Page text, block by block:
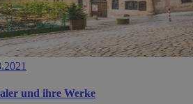
und ihre Werke